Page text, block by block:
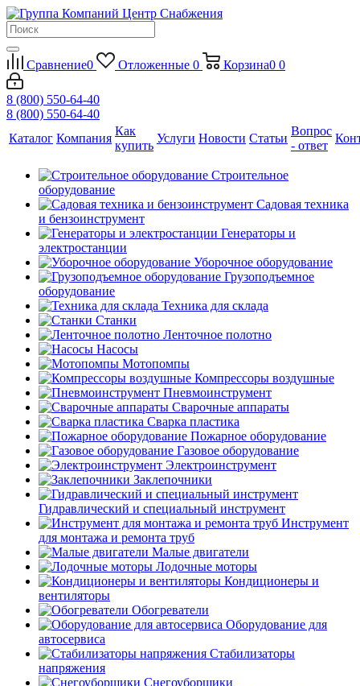
Сравнение0 Отложенные 0 Корзина0 0
8 (800) 550-64-40
8 (800) 550-64-40
Каталог Компания
Как
купить
Услуги Новости Статьи
Вопрос
- ответ
Строительное
оборудование
Садовая техника
и бензоинструмент
Генераторы и
электростанции
Уборочное оборудование
Грузоподъемное
оборудование
Техника для склада
Станки
Ленточное полотно
Насосы
Мотопомпы
Компрессоры воздушные
Пневмоинструмент
Сварочные аппараты
Сварка пластика
Пожарное оборудование
Газовое оборудование
Электроинструмент
Заклепочники
Гидравлический и специальный инструмент
Инструмент
для монтажа и ремонта труб
Малые двигатели
Лодочные моторы
Кондиционеры и
вентиляторы
Обогреватели
Оборудование для
автосервиса
Стабилизаторы
напряжения
Снегоуборщики